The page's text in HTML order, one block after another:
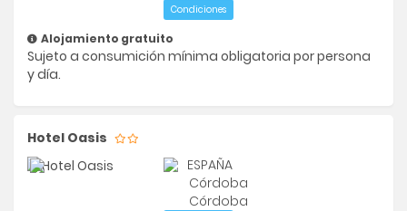
Condiciones
Alojamiento gratuito
Sujeto a consumición mínima obligatoria por persona
y día.
Hotel Oasis
ESPAÑA
Córdoba
Córdoba